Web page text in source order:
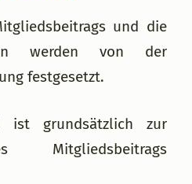
und die
werden von der
festgesetzt.
ist grundsätzlich zur
Mitgliedsbeitrags